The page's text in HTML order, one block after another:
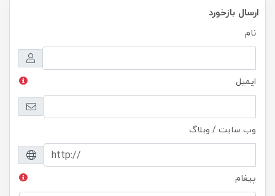
ارسال بازخورد
نام
ایمیل
وب سایت / وبلاگ
پیغام